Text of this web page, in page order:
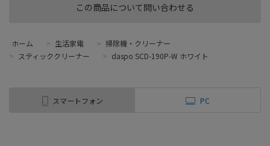
この商品について問い合わせる
ホーム > 生活家電 > 掃除機・クリーナー
> スティッククリーナー > daspo SCD-190P-W ホワイト
スマートフォン PC